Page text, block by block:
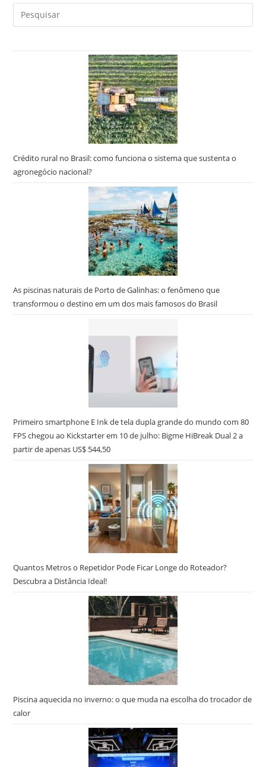
a
Crédito rural no Brasil: como funciona o sistema que sustenta o
agronegócio nacional?
As piscinas naturais de Porto de Galinhas: o fenômeno que
transformou o destino em um dos mais famosos do Brasil
Primeiro smartphone E Ink de tela dupla grande do mundo com 80
FPS chegou ao Kickstarter em 10 de julho: Bigme HiBreak Dual 2 a
partir de apenas US$ 544,50
Quantos Metros o Repetidor Pode Ficar Longe do Roteador?
Descubra a Distância Ideal!
Piscina aquecida no inverno: o que muda na escolha do trocador de
calor